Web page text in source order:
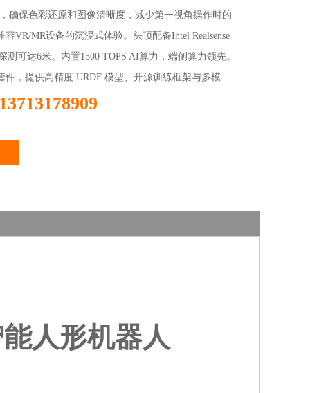
确保色彩还原和图像清晰度，减少第一视角操作时的
VR/MR设备的沉浸式体验。头顶配备Intel Realsense
测可达6米。内置1500 TOPS AI算力，端侧算力领先。
件，提供高精度 URDF 模型、开源训练框架与多模
人形机器人